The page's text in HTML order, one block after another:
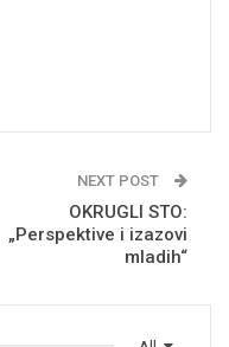
NEXT POST
OKRUGLI STO:
„Perspektive i izazovi
mladih“